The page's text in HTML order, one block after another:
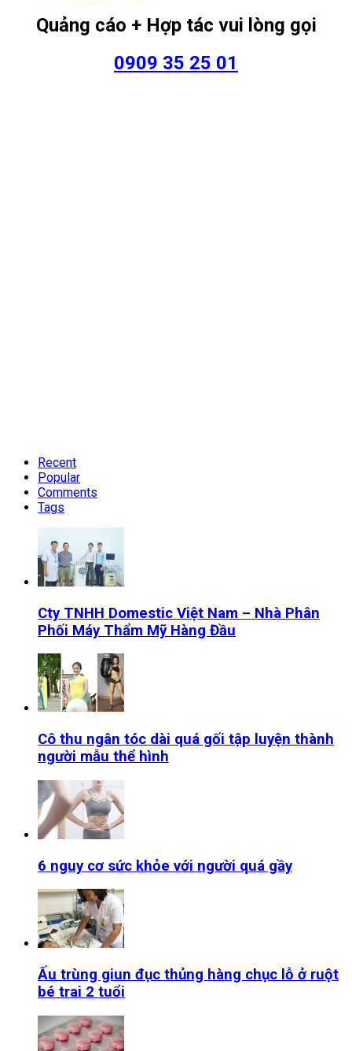
Quảng cáo + Hợp tác vui lòng gọi
0909 35 25 01
Recent
Popular
Comments
Tags
Cty TNHH Domestic Việt Nam – Nhà Phân
Phối Máy Thẩm Mỹ Hàng Đầu
Cô thu ngân tóc dài quá gối tập luyện thành
người mẫu thể hình
6 nguy cơ sức khỏe với người quá gầy
Ấu trùng giun đục thủng hàng chục lỗ ở ruột
bé trai 2 tuổi